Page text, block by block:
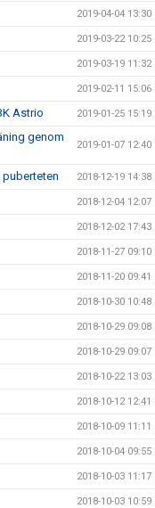
2019-04-04 13:30
2019-03-22 10:25
2019-03-19 11:32
2019-02-11 15:06
Astrio 2019-01-25 15:19
genom
2019-01-07 12:40
2018-12-19 14:38
2018-12-04 12:07
2018-12-02 17:43
2018-11-27 09:10
2018-11-20 09:41
2018-10-30 10:48
2018-10-29 09:08
2018-10-29 09:07
2018-10-22 13:03
2018-10-12 12:41
2018-10-09 11:11
2018-10-04 09:55
2018-10-03 11:17
2018-10-03 10:59